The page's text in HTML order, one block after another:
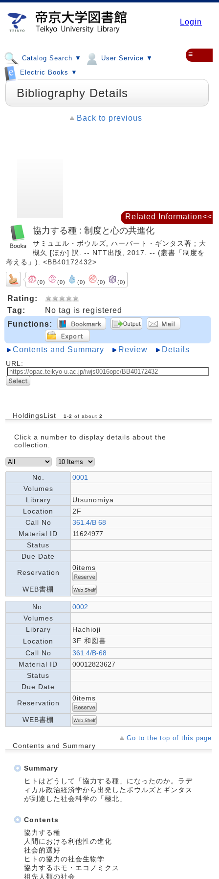
Login
Catalog Search ▼
User Service ▼
Electric Books ▼
≡
Bibliography Details
Back to previous
協力する種 : 制度と心の共進化
サミュエル・ボウルズ, ハーバート・ギンタス著 ; 大
槻久 [ほか] 訳. -- NTT出版, 2017. -- (叢書「制度を
考える」). <BB40172432>
(0) (0) (0) (0) (0)
Rating:
Tag:
No tag is registered
Functions:
Contents and Summary Review Details
URL:
HoldingsList 1 -2 of about 2
Click a number to display details about the
collection.
No.
0001
Volumes
Library
Utsunomiya
Location
2F
Call No
361.4/B 68
Material ID
11624977
Status
Due Date
Reservation
0items
WEB書棚
No.
0002
Volumes
Library
Hachioji
Location
3F 和図書
Call No
361.4/B-68
Material ID
00012823627
Status
Due Date
Reservation
0items
WEB書棚
Go to the top of this page
Contents and Summary
Summary
ヒトはどうして「協力する種」になったのか。ラデ
ィカル政治経済学から出発したボウルズとギンタス
が到達した社会科学の「極北」
Contents
協力する種
人間における利他性の進化
社会的選好
ヒトの協力の社会生物学
協力するホモ・エコノミクス
祖先人類の社会
Related Information<<